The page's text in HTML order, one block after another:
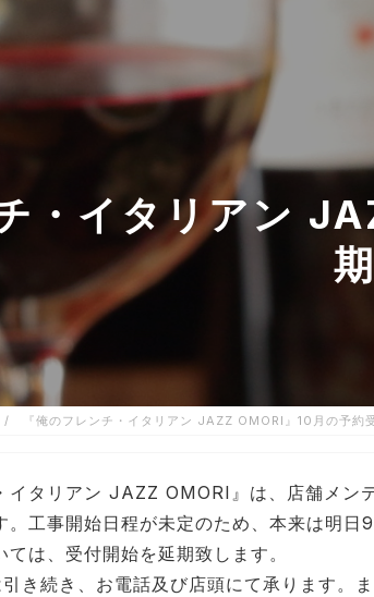
・イタリアン
/ 『俺のフレンチ・イタリアン JAZZ OMORI』10月の予約
イタリアン JAZZ OMORI』は、店舗メン
。工事開始日程が未定のため、本来は明
ては、受付開始を延期致します。
き続き、お電話及び店頭にて承ります。